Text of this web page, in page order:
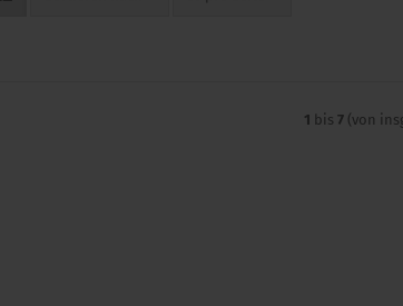
1 bis7 (von